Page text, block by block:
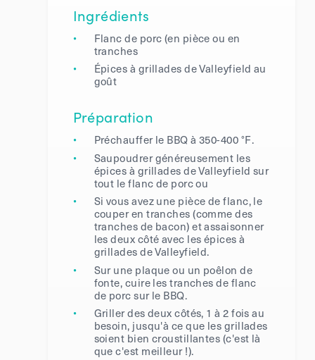
Ingrédients
Flanc de porc (en pièce ou en
tranches
Épices à grillades de Valleyfield au
goût
Préparation
Préchauffer le BBQ à 350-400 °F.
Saupoudrer généreusement les
épices à grillades de Valleyfield sur
tout le flanc de porc ou
Si vous avez une pièce de flanc, le
couper en tranches (comme des
tranches de bacon) et assaisonner
les deux côté avec les épices à
grillades de Valleyfield.
Sur une plaque ou un poêlon de
fonte, cuire les tranches de flanc
de porc sur le BBQ.
Griller des deux côtés, 1 à 2 fois au
besoin, jusqu'à ce que les grillades
soient bien croustillantes (c'est là
que c'est meilleur !).